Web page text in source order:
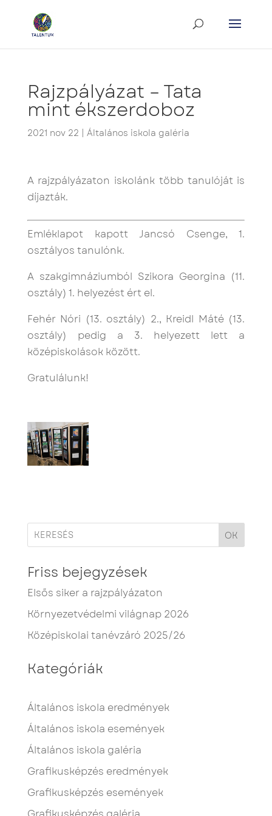
Rajzpályázat – Tata
mint ékszerdoboz
2021 nov 22 Általános iskola galéria
A rajzpályázaton iskolánk több tanulóját is
díjazták.
Emléklapot kapott Jancsó Csenge, 1.
osztályos tanulónk.
A szakgimnáziumból Szikora Georgina (11.
osztály) 1. helyezést ért el.
Fehér Nóri (13. osztály) 2., Kreidl Máté (13.
osztály) pedig a 3. helyezett lett a
középiskolások között.
Gratulálunk!
OK
Friss bejegyzések
Elsős siker a rajzpályázaton
Környezetvédelmi világnap 2026
Középiskolai tanévzáró 2025/26
Kategóriák
Általános iskola eredmények
Általános iskola események
Általános iskola galéria
Grafikusképzés eredmények
Grafikusképzés események